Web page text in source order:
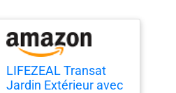
LIFEZEAL Transat
Jardin Extérieur avec